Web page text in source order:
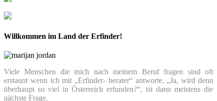
Willkommen im Land der Erfinder!
Viele Menschen die mich nach meinem Beruf fragen sind oft
erstaunt wenn ich mit „Erfinder- berater“ antworte. „Ja, wird denn
überhaupt so viel in Österreich erfunden?“, ist dann meistens die
nächste Frage.